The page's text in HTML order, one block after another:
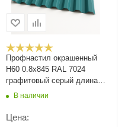
Профнастил окрашенный
Н60 0.8х845 RAL 7024
графитовый серый длина
под заказ арт.1250617
В наличии
Цена: